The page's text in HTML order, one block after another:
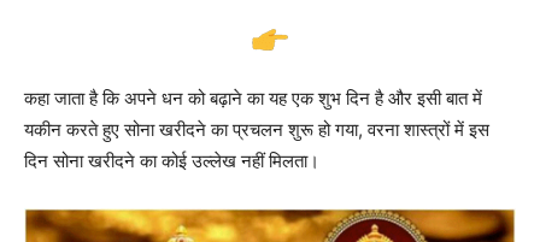
कहा जाता है कि अपने धन को बढ़ाने का यह एक शुभ दिन है और इसी बात में
यकीन करते हुए सोना खरीदने का प्रचलन शुरू हो गया, वरना शास्त्रों में इस
दिन सोना खरीदने का कोई उल्लेख नहीं मिलता।